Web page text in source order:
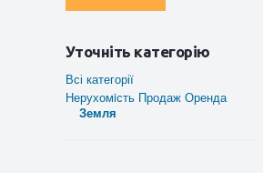
Уточніть категорію
Всі категорії
Нерухомiсть Продаж Оренда
Земля